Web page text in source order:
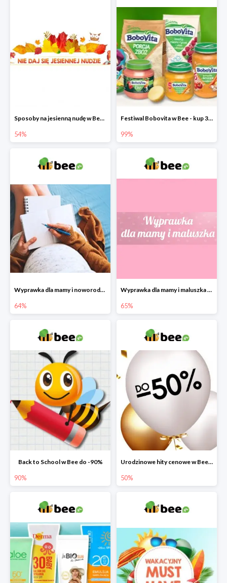
Sposoby na jesienną nudę w Bee do -54%
54%
Festiwal Bobovita w Bee - kup 3 produkty a 4. otrzymasz 99% taniej
99%
Wyprawka dla mamy i noworodka w Bee do -64%
64%
Wyprawka dla mamy i maluszka w Bee do -65%
65%
Back to School w Bee do -90%
90%
Urodzinowe hity cenowe w Bee do -50%
50%